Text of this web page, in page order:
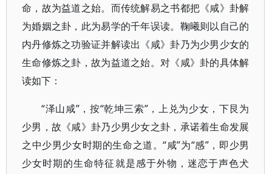
命，故为益道之始。而传统解易之书都把《咸》卦解
为婚姻之卦，此为易学的千年误读。鞠曦则以自己的
内丹修炼之功验证并解读出《咸》卦乃为少男少女的
生命修炼之卦，故为益道之始。对《咸》卦的具体解
读如下：
“泽山咸”，按“乾坤三索”，上兑为少女，下艮为
少男，故《咸》卦乃少男少女之卦，承诺着生命发展
之中少男少女时期的生命之道。“咸”为“感”，即少男
少女时期的生命特征就是感于外物，迷恋于声色犬